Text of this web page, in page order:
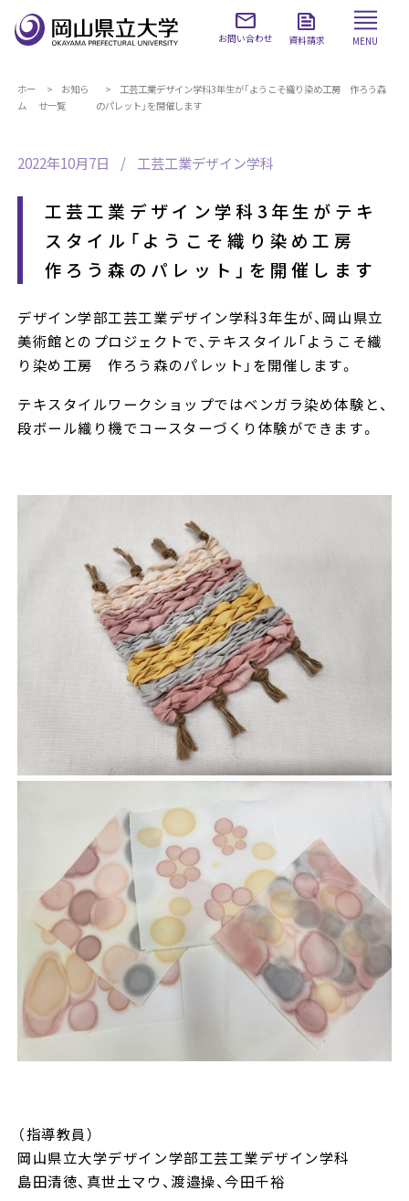
お問い合わせ 資料請求 MENU
ホー
ム
お知ら
せ一覧
工芸工業デザイン学科3年生が「ようこそ織り染め工房 作ろう森
のパレット」を開催します
2022年10月7日 工芸工業デザイン学科
工芸工業デザイン学科3年生がテキ
スタイル「ようこそ織り染め工房
作ろう森のパレット」を開催します
デザイン学部工芸工業デザイン学科3年生が、岡山県立
美術館とのプロジェクトで、テキスタイル「ようこそ織
り染め工房 作ろう森のパレット」を開催します。
テキスタイルワークショップではベンガラ染め体験と、
段ボール織り機でコースターづくり体験ができます。
（指導教員）
岡山県立大学デザイン学部工芸工業デザイン学科
島田清徳、真世土マウ、渡邉操、今田千裕